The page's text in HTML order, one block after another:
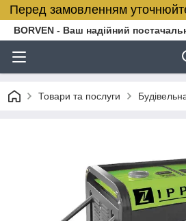
Перед замовленням
BORVEN - Ваш надійний
Товари та послуги